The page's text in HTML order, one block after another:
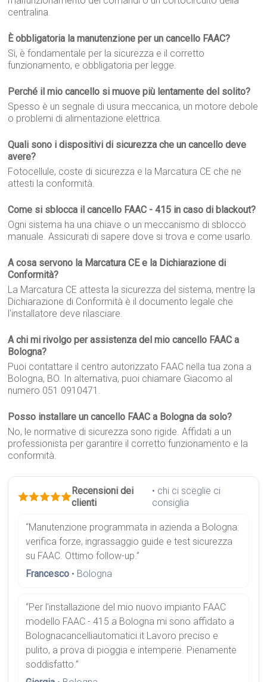
centralina.
È obbligatoria la manutenzione per un cancello FAAC?
Sì, è fondamentale per la sicurezza e il corretto
funzionamento, e obbligatoria per legge.
Perché il mio cancello si muove più lentamente del solito?
Spesso è un segnale di usura meccanica, un motore debole
o problemi di alimentazione elettrica.
Quali sono i dispositivi di sicurezza che un cancello deve
avere?
Fotocellule, coste di sicurezza e la Marcatura CE che ne
attesti la conformità.
Come si sblocca il cancello FAAC - 415 in caso di blackout?
Ogni sistema ha una chiave o un meccanismo di sblocco
manuale. Assicurati di sapere dove si trova e come usarlo.
A cosa servono la Marcatura CE e la Dichiarazione di
Conformità?
La Marcatura CE attesta la sicurezza del sistema, mentre la
Dichiarazione di Conformità è il documento legale che
l'installatore deve rilasciare.
A chi mi rivolgo per assistenza del mio cancello FAAC a
Bologna?
Puoi contattare il centro autorizzato FAAC nella tua zona a
Bologna, BO. In alternativa, puoi chiamare Giacomo al
numero 051 0910471.
Posso installare un cancello FAAC a Bologna da solo?
No, le normative di sicurezza sono rigide. Affidati a un
professionista per garantire il corretto funzionamento e la
conformità.
Recensioni dei
clienti
• chi ci sceglie ci
consiglia
“Manutenzione programmata in azienda a Bologna:
verifica forze, ingrassaggio guide e test sicurezza
su FAAC. Ottimo follow-up.”
Francesco • Bologna
“Per l'installazione del mio nuovo impianto FAAC
modello FAAC - 415 a Bologna mi sono affidato a
Bolognacancelliautomatici.it Lavoro preciso e
pulito, a prova di pioggia e intemperie. Pienamente
soddisfatto.”